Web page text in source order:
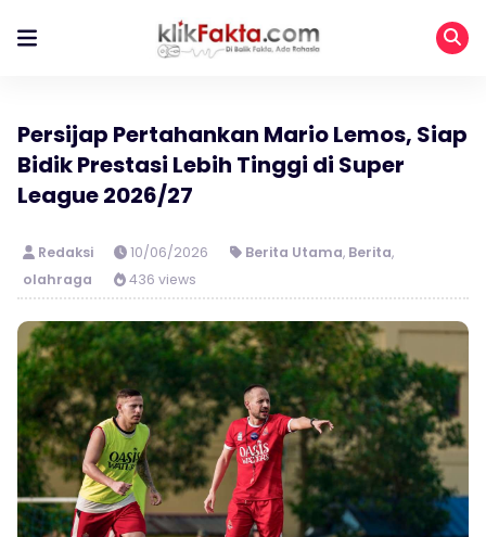
Persijap Pertahankan Mario Lemos, Siap
Bidik Prestasi Lebih Tinggi di Super
League 2026/27
Redaksi 10/06/2026 Berita Utama, Berita,
olahraga
436 views